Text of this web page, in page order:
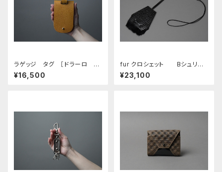
ラゲッジ タグ ［ドラーロ イ
エロー／シルバー］
¥16,500
fur クロシェット Bシュリン
ク ブラック／ラビットファー
ブラック
¥23,100